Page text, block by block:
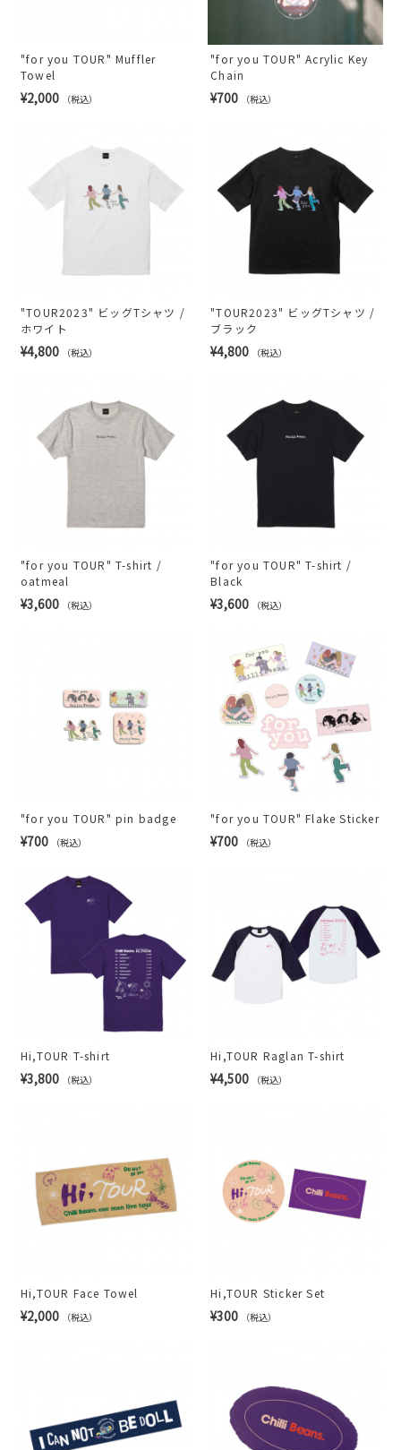
"for you TOUR" Muffler
Towel
¥2,000 （税込）
"for you TOUR" Acrylic Key
Chain
¥700 （税込）
"TOUR2023" ビッグTシャツ /
ホワイト
¥4,800 （税込）
"TOUR2023" ビッグTシャツ /
ブラック
¥4,800 （税込）
"for you TOUR" T-shirt /
oatmeal
¥3,600 （税込）
"for you TOUR" T-shirt /
Black
¥3,600 （税込）
"for you TOUR" pin badge
¥700 （税込）
"for you TOUR" Flake Sticker
¥700 （税込）
Hi,TOUR T-shirt
¥3,800 （税込）
Hi,TOUR Raglan T-shirt
¥4,500 （税込）
Hi,TOUR Face Towel
¥2,000 （税込）
Hi,TOUR Sticker Set
¥300 （税込）